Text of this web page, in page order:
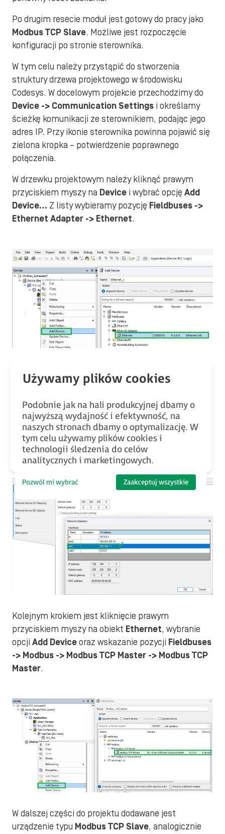
Po drugim resecie moduł jest gotowy do pracy jako
Modbus TCP Slave. Możliwe jest rozpoczęcie
konfiguracji po stronie sterownika.
W tym celu należy przystąpić do stworzenia
struktury drzewa projektowego w środowisku
Codesys. W docelowym projekcie przechodzimy do
Device -> Communication Settings i określamy
ścieżkę komunikacji ze sterownikiem, podając jego
adres IP. Przy ikonie sterownika powinna pojawić się
zielona kropka – potwierdzenie poprawnego
połączenia.
W drzewku projektowym należy kliknąć prawym
przyciskiem myszy na Device i wybrać opcję Add
Device… Z listy wybieramy pozycję Fieldbuses ->
Ethernet Adapter -> Ethernet.
w zakładceGeneral, należy wskazać interfejs
Astraada IO. Przed kontynuacją należy upewnić się,
że sterownik posiada skonfigurowane docelowe
adresy IP (zakładkaNetworkw webserwerze
sterownika).
Kolejnym krokiem jest kliknięcie prawym
przyciskiem myszy na obiekt Ethernet, wybranie
opcji Add Deviceoraz wskazanie pozycji Fieldbuses
-> Modbus -> Modbus TCP Master -> Modbus TCP
Master.
W dalszej części do projektu dodawane jest
urządzenie typu Modbus TCP Slave, analogicznie
Podobnie jak na hali produkcyjnej dbamy o
najwyższą wydajność i efektywność, na
naszych stronach dbamy o optymalizację. W
tym celu używamy plików cookies i
technologii śledzenia do celów
analitycznych i marketingowych.
Pozwól mi wybrać Zaakceptuj wszystkie